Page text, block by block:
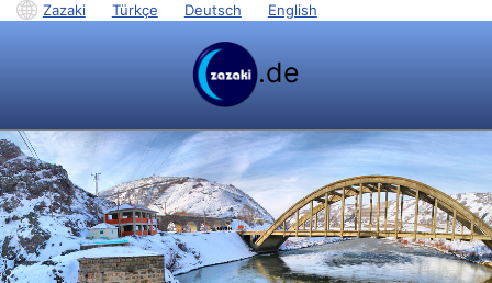
Zazaki Türkçe Deutsch English
.de